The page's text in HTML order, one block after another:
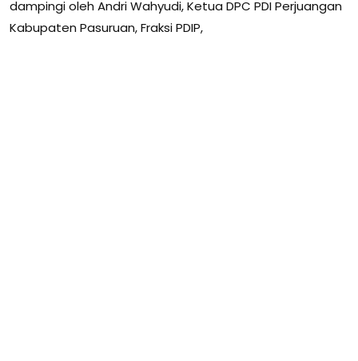
dampingi oleh Andri Wahyudi, Ketua DPC PDI Perjuangan
Kabupaten Pasuruan, Fraksi PDIP,